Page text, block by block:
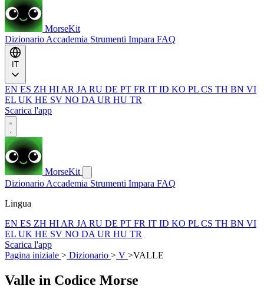
MorseKit
Dizionario Accademia Strumenti Impara FAQ
EN ES ZH HI AR JA RU DE PT FR IT ID KO PL CS TH BN VI
EL UK HE SV NO DA UR HU TR
Scarica l'app
MorseKit
Dizionario Accademia Strumenti Impara FAQ
Lingua
EN ES ZH HI AR JA RU DE PT FR IT ID KO PL CS TH BN VI
EL UK HE SV NO DA UR HU TR
Scarica l'app
Pagina iniziale > Dizionario > V >VALLE
Valle in Codice Morse